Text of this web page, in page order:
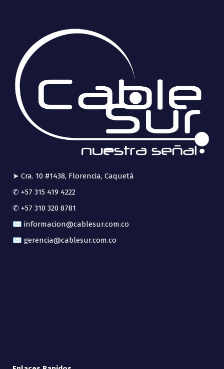
➤ Cra. 10 #1438, Florencia, Caquetá
✆ +57 315 419 4222
✆ +57 310 320 8781
✉ informacion@cablesur.com.co
✉ gerencia@cablesur.com.co